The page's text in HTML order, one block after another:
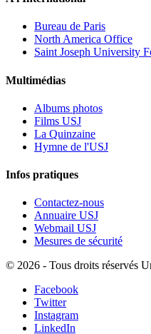
Bureau de Paris
North America Office
Saint Joseph University
Multimédias
Albums photos
Films USJ
La Quinzaine
Hymne de l'USJ
Infos pratiques
Contactez-nous
Annuaire USJ
Webmail USJ
Mesures de sécurité
© 2026 - Tous droits réservés
Facebook
Twitter
Instagram
LinkedIn